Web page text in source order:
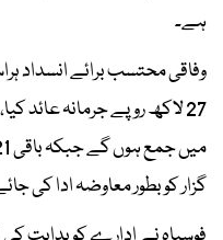
ہے۔
گزار کو بطور معاوضہ ادا کی